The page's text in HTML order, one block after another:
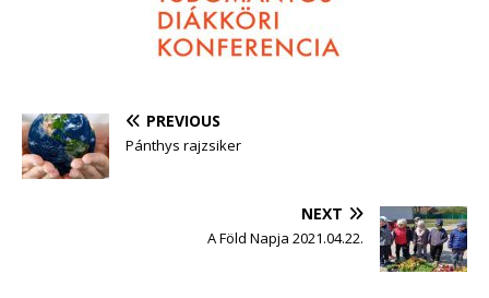
PREVIOUS
Pánthys rajzsiker
NEXT
A Föld Napja 2021.04.22.